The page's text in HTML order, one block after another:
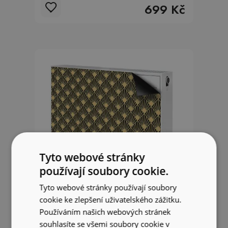
699 Kč
Dekorativní magnet na radiátor
Tyto webové stránky
používají soubory cookie.
Tyto webové stránky používají soubory
cookie ke zlepšení uživatelského zážitku.
Používáním našich webových stránek
souhlasíte se všemi soubory cookie v